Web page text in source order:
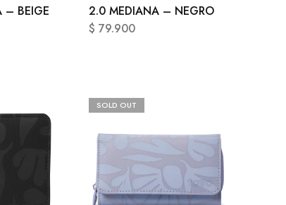
– BEIGE
2.0 MEDIANA – NEGRO
$ 79.900
SOLD OUT